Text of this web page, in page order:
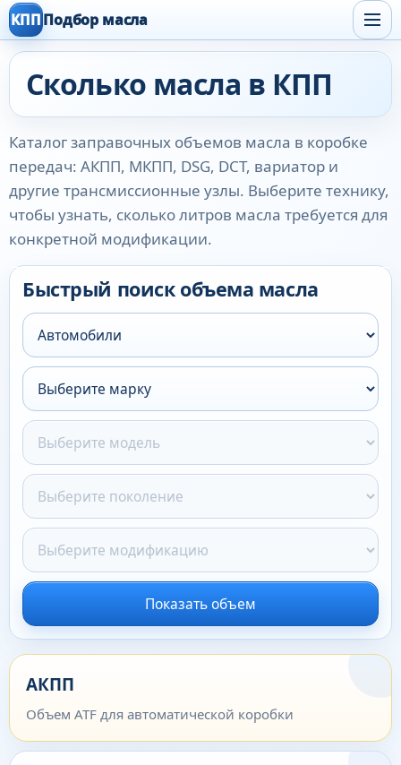
КПППодбор масла
Сколько масла в КПП
Каталог заправочных объемов масла в коробке
передач: АКПП, МКПП, DSG, DCT, вариатор и
другие трансмиссионные узлы. Выберите технику,
чтобы узнать, сколько литров масла требуется для
конкретной модификации.
Быстрый поиск объема масла
Показать объем
АКПП
Объем ATF для автоматической коробки